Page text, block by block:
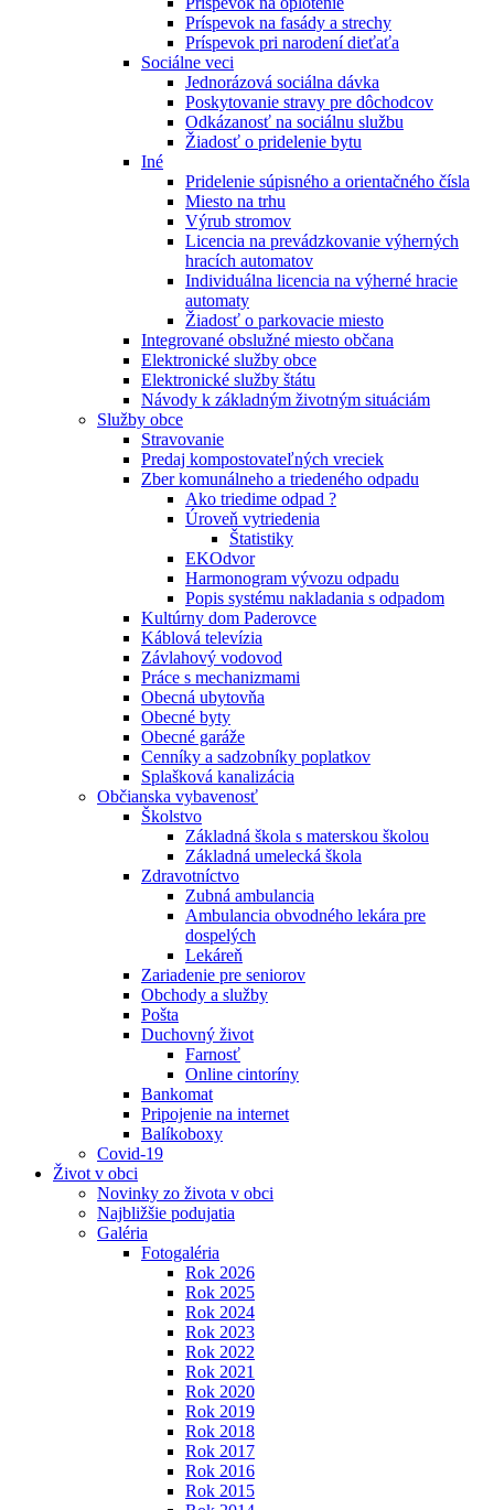
Príspevok na fasády a strechy
Príspevok pri narodení dieťaťa
Sociálne veci
Jednorázová sociálna dávka
Poskytovanie stravy pre dôchodcov
Odkázanosť na sociálnu službu
Žiadosť o pridelenie bytu
Iné
Pridelenie súpisného a orientačného čísla
Miesto na trhu
Výrub stromov
Licencia na prevádzkovanie výherných
hracích automatov
Individuálna licencia na výherné hracie
automaty
Žiadosť o parkovacie miesto
Integrované obslužné miesto občana
Elektronické služby obce
Elektronické služby štátu
Návody k základným životným situáciám
Služby obce
Stravovanie
Predaj kompostovateľných vreciek
Zber komunálneho a triedeného odpadu
Ako triedime odpad ?
Úroveň vytriedenia
Štatistiky
EKOdvor
Harmonogram vývozu odpadu
Popis systému nakladania s odpadom
Kultúrny dom Paderovce
Káblová televízia
Závlahový vodovod
Práce s mechanizmami
Obecná ubytovňa
Obecné byty
Obecné garáže
Cenníky a sadzobníky poplatkov
Splašková kanalizácia
Občianska vybavenosť
Školstvo
Základná škola s materskou školou
Základná umelecká škola
Zdravotníctvo
Zubná ambulancia
Ambulancia obvodného lekára pre
dospelých
Lekáreň
Zariadenie pre seniorov
Obchody a služby
Pošta
Duchovný život
Farnosť
Online cintoríny
Bankomat
Pripojenie na internet
Balíkoboxy
Covid-19
Život v obci
Novinky zo života v obci
Najbližšie podujatia
Galéria
Fotogaléria
Rok 2026
Rok 2025
Rok 2024
Rok 2023
Rok 2022
Rok 2021
Rok 2020
Rok 2019
Rok 2018
Rok 2017
Rok 2016
Rok 2015